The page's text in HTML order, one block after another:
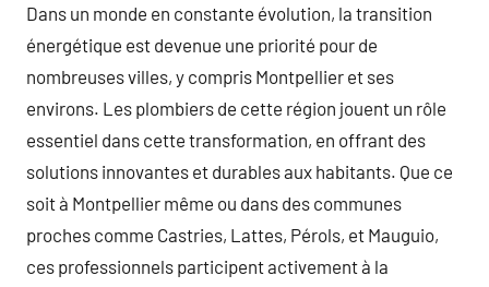
Dans un monde en constante évolution, la transition
énergétique est devenue une priorité pour de
nombreuses villes, y compris Montpellier et ses
environs. Les plombiers de cette région jouent un rôle
essentiel dans cette transformation, en offrant des
solutions innovantes et durables aux habitants. Que ce
soit à Montpellier même ou dans des communes
proches comme Castries, Lattes, Pérols, et Mauguio,
ces professionnels participent activement à la